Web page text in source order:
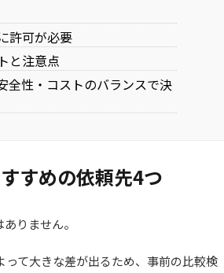
許可が必要
と注意点
全性・コストのバランスで決
すめの依頼先4つ
りません。
て大きな差が出るため、事前の比較検